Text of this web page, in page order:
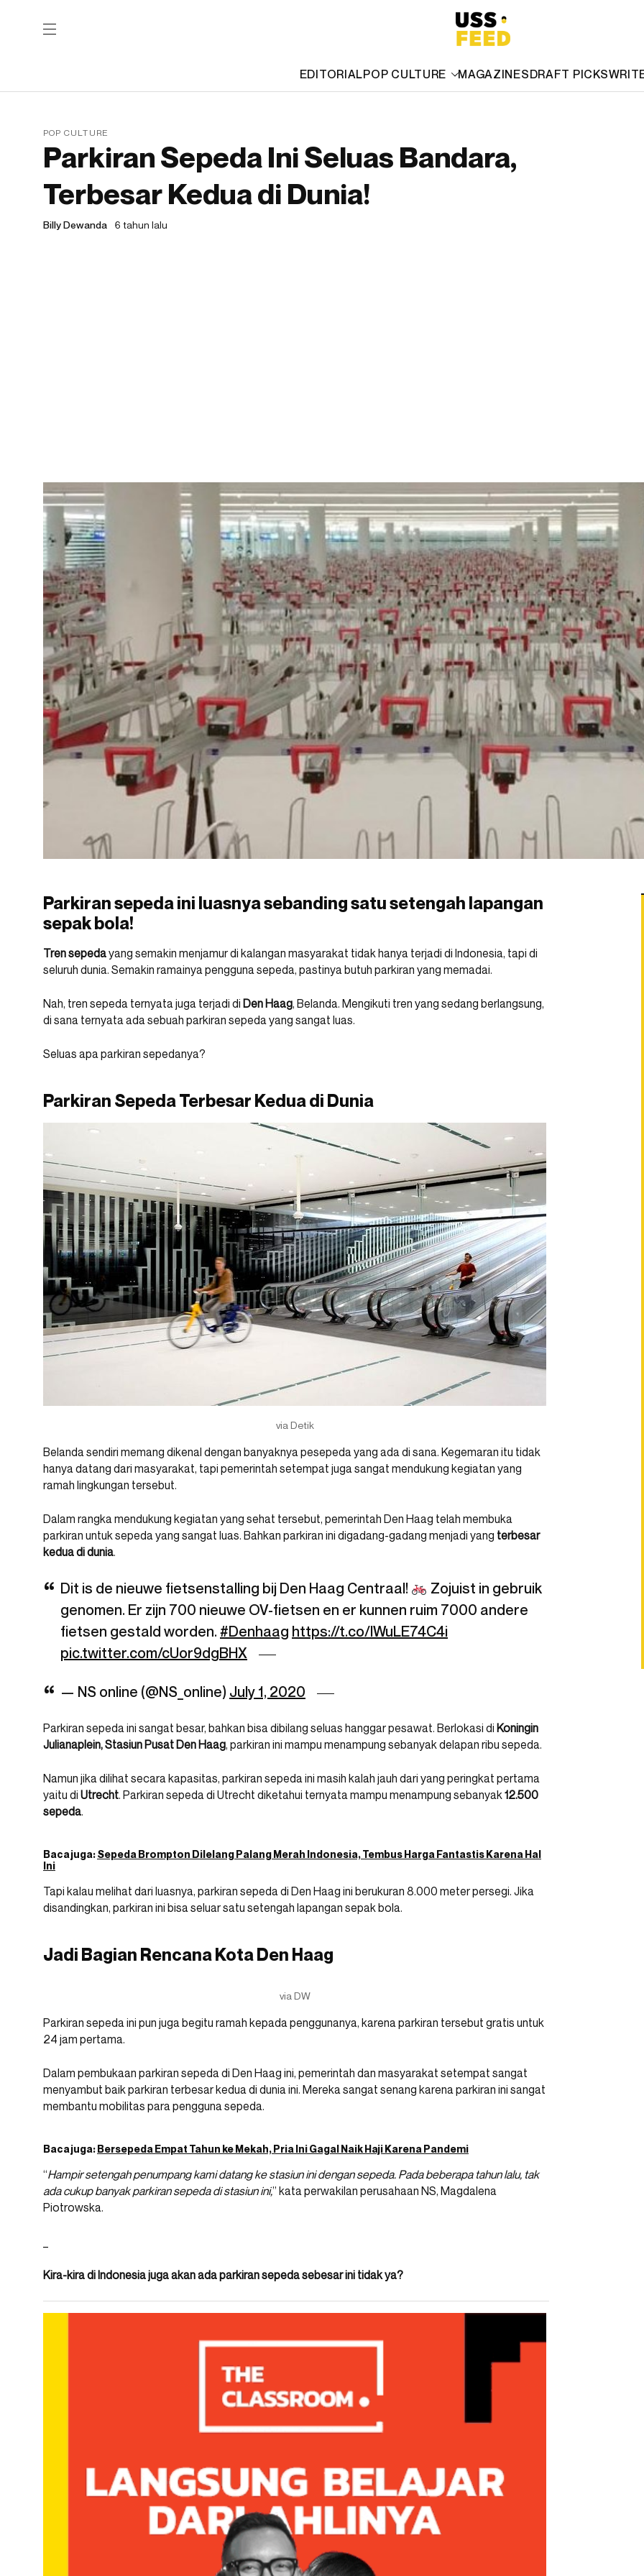
EDITORIALPOP CULTURE MAGAZINESDRAFT PICKS
POP CULTURE
Parkiran Sepeda Ini Seluas Bandara,
Terbesar Kedua di Dunia!
Billy Dewanda 6 tahun lalu
Parkiran sepeda ini luasnya sebanding satu setengah lapangan
sepak bola!
Tren sepedayang semakin menjamur di kalangan masyarakat tidak hanya terjadi di Indonesia, tapi di
seluruh dunia. Semakin ramainya pengguna sepeda, pastinya butuh parkiran yang memadai.
Nah, tren sepeda ternyata juga terjadi di Den Haag, Belanda. Mengikuti tren yang sedang berlangsung,
di sana ternyata ada sebuah parkiran sepeda yang sangat luas.
Seluas apa parkiran sepedanya?
Parkiran Sepeda Terbesar Kedua di Dunia
via Detik
Belanda sendiri memang dikenal dengan banyaknya pesepeda yang ada di sana. Kegemaran itu tidak
hanya datang dari masyarakat, tapi pemerintah setempat juga sangat mendukung kegiatan yang
ramah lingkungan tersebut.
Dalam rangka mendukung kegiatan yang sehat tersebut, pemerintah Den Haag telah membuka
parkiran untuk sepeda yang sangat luas. Bahkan parkiran ini digadang-gadang menjadi yang terbesar
kedua di dunia.
Dit is de nieuwe fietsenstalling bij Den Haag Centraal!
Zojuist in gebruik
genomen. Er zijn 700 nieuwe OV-fietsen en er kunnen ruim 7000 andere
fietsen gestald worden. #Denhaag https://t.co/lWuLE74C4i
pic.twitter.com/cUor9dgBHX
— NS online (@NS_online) July 1, 2020
Parkiran sepeda ini sangat besar, bahkan bisa dibilang seluas hanggar pesawat. Berlokasi di Koningin
Julianaplein, Stasiun Pusat Den Haag, parkiran ini mampu menampung sebanyak delapan ribu sepeda.
Namun jika dilihat secara kapasitas, parkiran sepeda ini masih kalah jauh dari yang peringkat pertama
yaitu di Utrecht. Parkiran sepeda di Utrecht diketahui ternyata mampu menampung sebanyak12.500
sepeda.
Baca juga:Sepeda Brompton Dilelang Palang Merah Indonesia, Tembus Harga Fantastis Karena Hal
Ini
Tapi kalau melihat dari luasnya, parkiran sepeda di Den Haag ini berukuran 8.000 meter persegi. Jika
disandingkan, parkiran ini bisa seluar satu setengah lapangan sepak bola.
Jadi Bagian Rencana Kota Den Haag
via DW
Parkiran sepeda ini pun juga begitu ramah kepada penggunanya, karena parkiran tersebut gratis untuk
24 jam pertama.
Dalam pembukaan parkiran sepeda di Den Haag ini, pemerintah dan masyarakat setempat sangat
menyambut baik parkiran terbesar kedua di dunia ini. Mereka sangat senang karena parkiran ini sangat
membantu mobilitas para pengguna sepeda.
Baca juga:Bersepeda Empat Tahun ke Mekah, Pria Ini Gagal Naik Haji Karena Pandemi
“Hampir setengah penumpang kami datang ke stasiun ini dengan sepeda. Pada beberapa tahun lalu, tak
ada cukup banyak parkiran sepeda di stasiun ini,” kata perwakilan perusahaan NS, Magdalena
Piotrowska.
Kira-kira di Indonesia juga akan ada parkiran sepeda sebesar ini tidak ya?